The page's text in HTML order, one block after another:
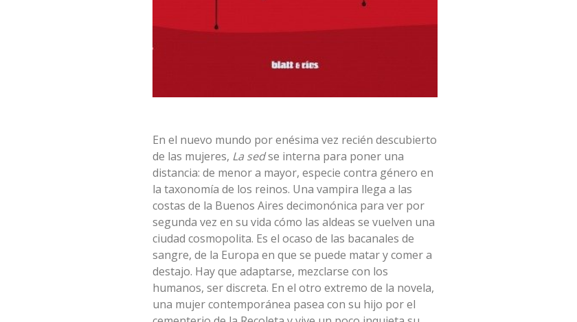
En el nuevo mundo por enésima vez recién descubierto
de las mujeres, La sedse interna para poner una
distancia: de menor a mayor, especie contra género en
la taxonomía de los reinos. Una vampira llega a las
costas de la Buenos Aires decimonónica para ver por
segunda vez en su vida cómo las aldeas se vuelven una
ciudad cosmopolita. Es el ocaso de las bacanales de
sangre, de la Europa en que se puede matar y comer a
destajo. Hay que adaptarse, mezclarse con los
humanos, ser discreta. En el otro extremo de la novela,
una mujer contemporánea pasea con su hijo por el